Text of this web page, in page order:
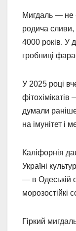
Мигдаль — не
родича
4000 років. У
гробниці
У 2025 році
думали
на імунітет і
Каліфорнія
Україні
— в Одеській
морозостійкі
Гіркий